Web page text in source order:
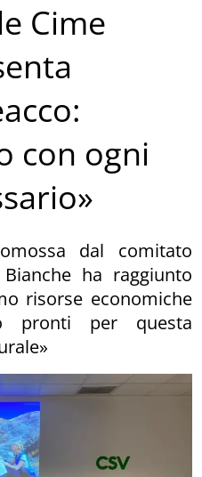
Cime
con ogni
dal comitato
ha raggiunto
risorse economiche
pronti per questa